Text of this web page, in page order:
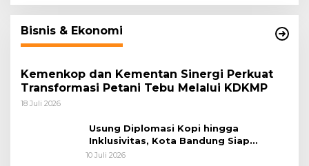
Bisnis & Ekonomi
Kemenkop dan Kementan Sinergi Perkuat
Transformasi Petani Tebu Melalui KDKMP
18 Juli 2026
Usung Diplomasi Kopi hingga
Inklusivitas, Kota Bandung Siap
Sambut 25 Duta Besar di Festival Asia
10 Juli 2026